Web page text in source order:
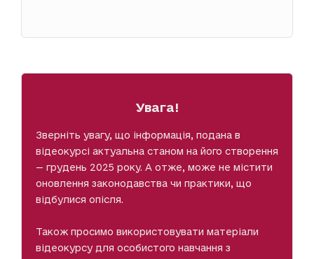
Увага!
Зверніть увагу, що інформація, подана в
відеокурсі актуальна станом на його створення
— грудень 2025 року. А отже, може не містити
оновлення законодавства чи практики, що
відбулися опісля.
Також просимо використовувати матеріали
відеокурсу для особистого навчання з